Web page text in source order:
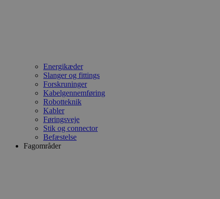
Energikæder
Slanger og fittings
Forskruninger
Kabelgennemføring
Robotteknik
Kabler
Føringsveje
Stik og connector
Befæstelse
Fagområder